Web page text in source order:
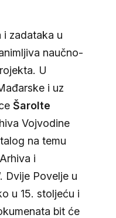
i zadataka u
naučno-
U
i uz
Šarolte
Vojvodine
na temu
i
Dvije Povelje u
u 15. stoljeću i
bit će